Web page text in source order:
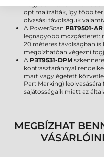
nagy denzitású
optimalizálták, így több
olvasási távolságuk
A PowerScan PBT9501-
legnagyobb mozgásteret:
20 méteres távolságban is
megbízhatóan végezni
A PBT9531-DPM
kontrasztaránnyal
mart vagy égetett
Part Marking)
sajátosságaik miatt az
MEGBÍZHAT